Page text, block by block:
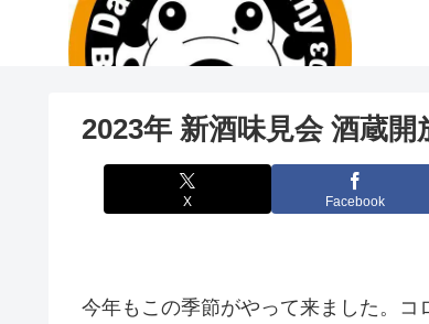
2023年 新酒味見会 酒蔵
X Facebook
今年もこの季節がやって来ました。コ